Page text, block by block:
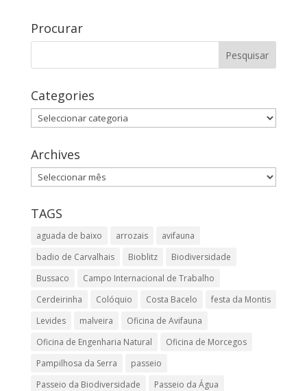
Procurar
Categories
Categories
Archives
Archives
TAGS
aguada de baixo arrozais
avifauna
badio de Carvalhais
Bioblitz
Biodiversidade
Bussaco
Campo Internacional de Trabalho
Cerdeirinha
Colóquio Costa Bacelo
festa da Montis
Levides
malveira
Oficina de Avifauna
Oficina de Engenharia Natural
Oficina de Morcegos
Pampilhosa da Serra
passeio
Passeio da Biodiversidade
Passeio da Água